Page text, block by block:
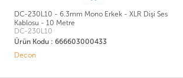
DC-210L1 - 6.3mm XLR Dişi Ses Kablosu - 1 Metre
DC-210L1
Ürün Kodu : 666603000424
Decon